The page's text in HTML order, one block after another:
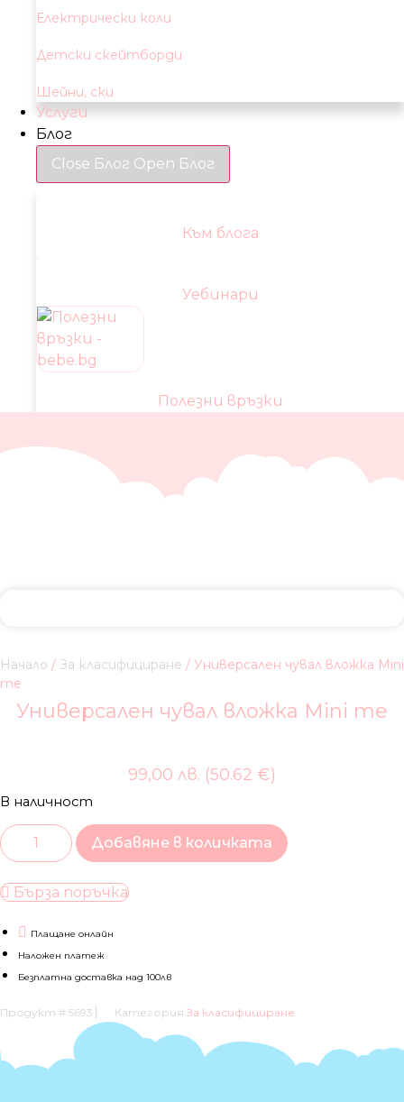
Електрически коли
Детски скейтборди
Шейни, ски
Услуги
Блог
Close Блог Open Блог
Към блога
Уебинари
Полезни връзки
Начало / За класифициране / Универсален чувал вложка Mini
me
Универсален чувал вложка Mini me
99,00 лв. (50.62 €)
В наличност
количество
за
Универсален
вложка
Mini
Добавяне в количката
Бърза поръчка
Плащане онлайн
Наложен платеж
Безплатна доставка над 100лв
Продукт # 5693 Категория За класифициране